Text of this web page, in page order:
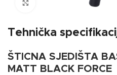
Click to enlarge
Tehnička
ŠTICNA SJEDIŠTA
MATT BLACK FORCE